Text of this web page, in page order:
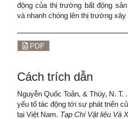
động của thị trường bất động
và nhanh chóng lên thị trường xây
PDF
Cách trích dẫn
Nguyễn Quốc Toản, & Thúy, N. T.
yếu tố tác động tới sự phát triển
tại Việt Nam. Tạp Chí Vật liệu Và